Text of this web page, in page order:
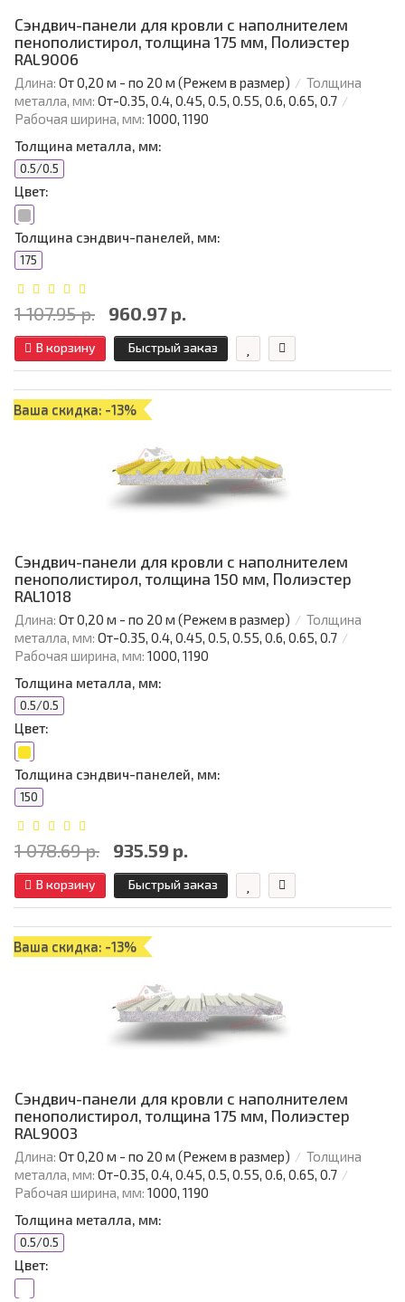
Сэндвич-панели для кровли с наполнителем
пенополистирол, толщина 175 мм, Полиэстер
RAL9006
Длина: От 0,20 м - по 20 м (Режем в размер)
Толщина
металла, мм: От-0.35, 0.4, 0.45, 0.5, 0.55, 0.6, 0.65, 0.7
Рабочая ширина, мм: 1000, 1190
Толщина металла, мм:
0.5/0.5
Цвет:
Толщина сэндвич-панелей, мм:
175
1 107.95 р. 960.97 р.
В корзину Быстрый заказ
Ваша скидка: -13%
Сэндвич-панели для кровли с наполнителем
пенополистирол, толщина 150 мм, Полиэстер
RAL1018
Длина: От 0,20 м - по 20 м (Режем в размер)
Толщина
металла, мм: От-0.35, 0.4, 0.45, 0.5, 0.55, 0.6, 0.65, 0.7
Рабочая ширина, мм: 1000, 1190
Толщина металла, мм:
0.5/0.5
Цвет:
Толщина сэндвич-панелей, мм:
150
1 078.69 р. 935.59 р.
В корзину Быстрый заказ
Ваша скидка: -13%
Сэндвич-панели для кровли с наполнителем
пенополистирол, толщина 175 мм, Полиэстер
RAL9003
Длина: От 0,20 м - по 20 м (Режем в размер)
Толщина
металла, мм: От-0.35, 0.4, 0.45, 0.5, 0.55, 0.6, 0.65, 0.7
Рабочая ширина, мм: 1000, 1190
Толщина металла, мм:
0.5/0.5
Цвет: